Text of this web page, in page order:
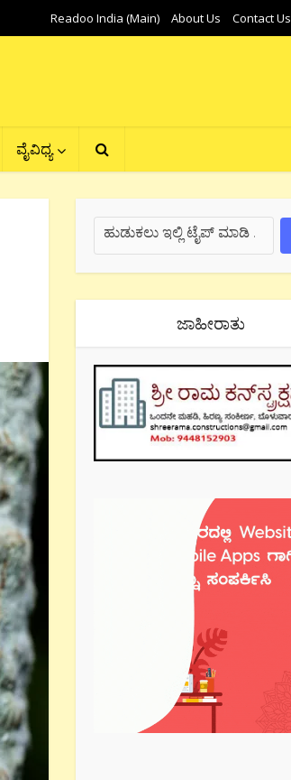
Readoo India (Main) About Us Contact Us
ವೈವಿಧ್ಯ
ಜಾಹೀರಾತು